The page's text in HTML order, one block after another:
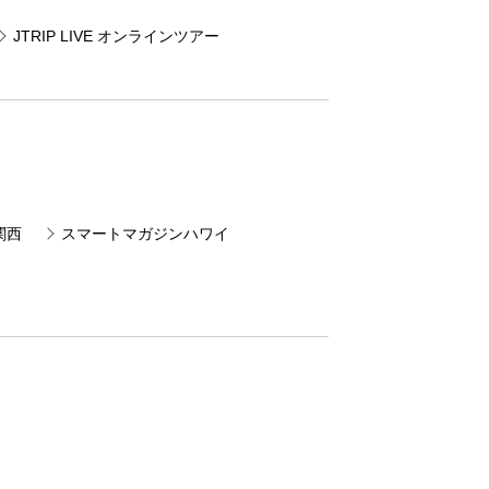
JTRIP LIVE オンラインツアー
西 スマートマガジンハワイ